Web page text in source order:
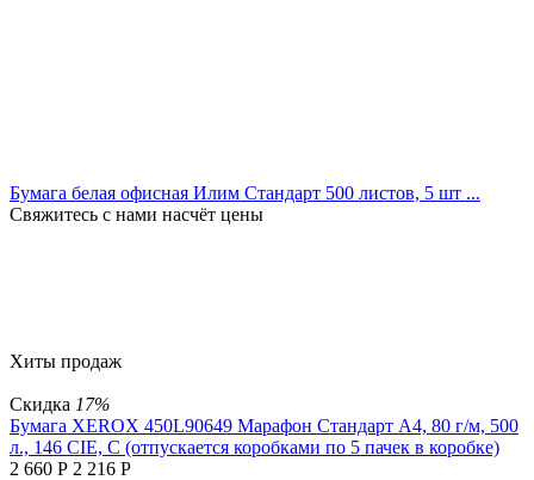
Бумага белая офисная Илим Стандарт 500 листов, 5 шт ...
Свяжитесь с нами насчёт цены
Хиты продаж
Скидка 17%
Бумага XEROX 450L90649 Марафон Стандарт А4, 80 г/м, 500
л., 146 CIE, C (отпускается коробками по 5 пачек в коробке)
2 660 Р 2 216 Р